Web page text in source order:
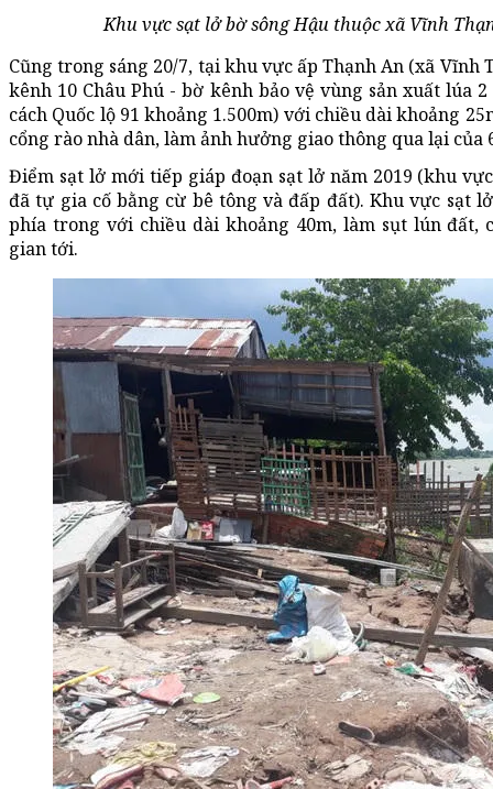
Khu vực sạt lở bờ sông Hậu thuộc xã Vĩnh
Cũng trong sáng 20/7, tại khu vực ấp Thạnh An (xã Vĩnh
kênh 10 Châu Phú - bờ kênh bảo vệ vùng sản xuất lúa
cách Quốc lộ 91 khoảng 1.500m) với chiều dài khoảng
cổng rào nhà dân, làm ảnh hưởng giao thông qua lại của
Điểm sạt lở mới tiếp giáp đoạn sạt lở năm 2019 (khu
đã tự gia cố bằng cừ bê tông và đấp đất). Khu vực sạt
phía trong với chiều dài khoảng 40m, làm sụt lún
gian tới.